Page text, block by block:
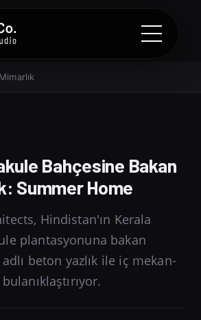
Mimarlık
Bahçesine Bakan
Summer Home
Hindistan'ın Kerala
plantasyonuna bakan
beton yazlık ile iç mekan-